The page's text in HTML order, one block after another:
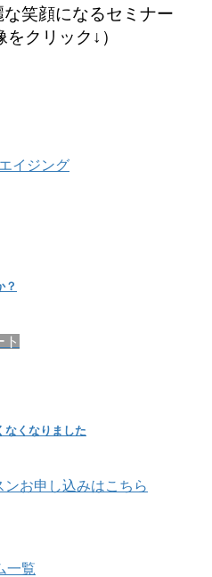
笑顔になるセミナー
をクリック↓）
イジング
？
なくなりました
一覧